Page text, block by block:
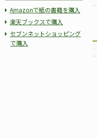
Amazonで紙の書籍を購入
楽天ブックスで購入
セブンネットショッピング
で購入